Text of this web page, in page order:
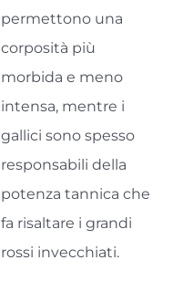
permettono una
corposità più
morbida e meno
intensa, mentre i
gallici sono spesso
responsabili della
potenza tannica che
fa risaltare i grandi
rossi invecchiati.